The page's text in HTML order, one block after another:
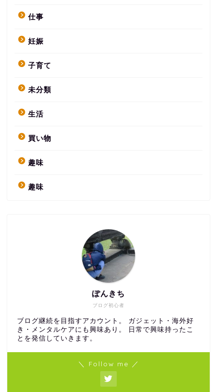
仕事
妊娠
子育て
未分類
生活
買い物
趣味
趣味
ブログ初心者
ぽんきち
ブログ継続を目指すアカウント。 ガジェット・海外好
き・メンタルケアにも興味あり。 日常で興味持ったこ
とを発信していきます。
＼ Follow me ／